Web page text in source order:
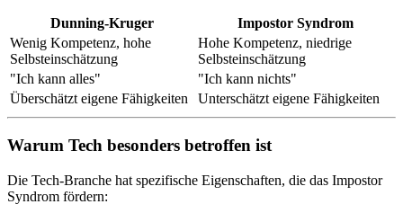
Dunning-Kruger
Impostor Syndrom
Wenig Kompetenz, hohe
Selbsteinschätzung
Hohe Kompetenz, niedrige
Selbsteinschätzung
"Ich kann alles"
"Ich kann nichts"
Überschätzt eigene Fähigkeiten
Unterschätzt eigene Fähigkeiten
Warum Tech besonders betroffen ist
Die Tech-Branche hat spezifische Eigenschaften, die das Impostor
Syndrom fördern: